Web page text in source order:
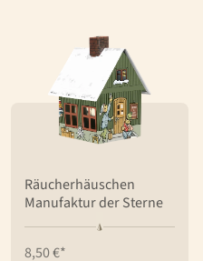
Räucherhäuschen
Manufaktur der Sterne
8,50 €*